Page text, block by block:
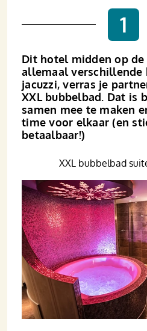
1
Dit hotel midden op
allemaal verschillende
jacuzzi, verras je
XXL bubbelbad. Dat is
samen mee te maken
time voor elkaar (en
betaalbaar!)
XXL bubbelbad